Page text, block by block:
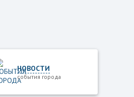
НОВОСТИ
события города